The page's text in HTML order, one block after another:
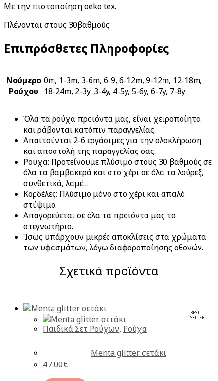
Με την πιστοποίηση oeko tex.
Πλένονται στους 30βαθμούς
Επιπρόσθετες Πληροφορίες
Νούμερο
Ρούχου
0m, 1-3m, 3-6m, 6-9, 6-12m, 9-12m, 12-18m,
18-24m, 2-3y, 3-4y, 4-5y, 5-6y, 6-7y, 7-8y
Όλα τα ρούχα προιόντα μας, είναι χειροποίητα
και ράβονται κατόπιν παραγγελίας.
Απαιτούνται 2-6 εργάσιμες για την ολοκλήρωση
και αποστολή της παραγγελίας σας.
Ρουχα: Προτείνουμε πλύσιμο στους 30 βαθμούς σε
όλα τα βαμβακερά και στο χέρι σε όλα τα λούρεξ,
συνθετικά, λαμέ…
Κορδέλες: Πλύσιμο μόνο στο χέρι και απαλό
στύψιμο.
Απαγορεύεται σε όλα τα προιόντα μας το
στεγνωτήριο.
Ίσως υπάρχουν μικρές αποκλίσεις στα χρώματα
των υφασμάτων, λόγω διαφοροποίησης οθονών.
Σχετικά προϊόντα
BEST
SELLER
Παιδικά Σετ Ρούχων, Ρούχα
Menta glitter σετάκι
47.00€